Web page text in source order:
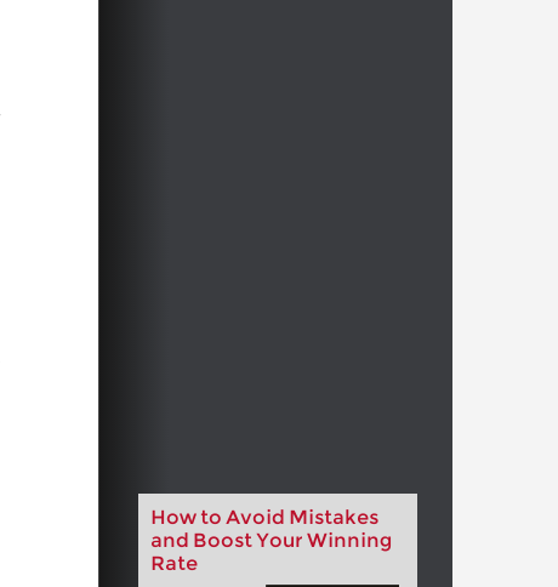
How to Avoid Mistakes
and Boost Your Winning
Rate